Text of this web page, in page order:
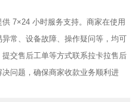
7×24 小时服务支持。商家在使用
常、设备故障、操作疑问等，均可
交售后工单等方式联系拉卡拉售后
问题，确保商家收款业务顺利进